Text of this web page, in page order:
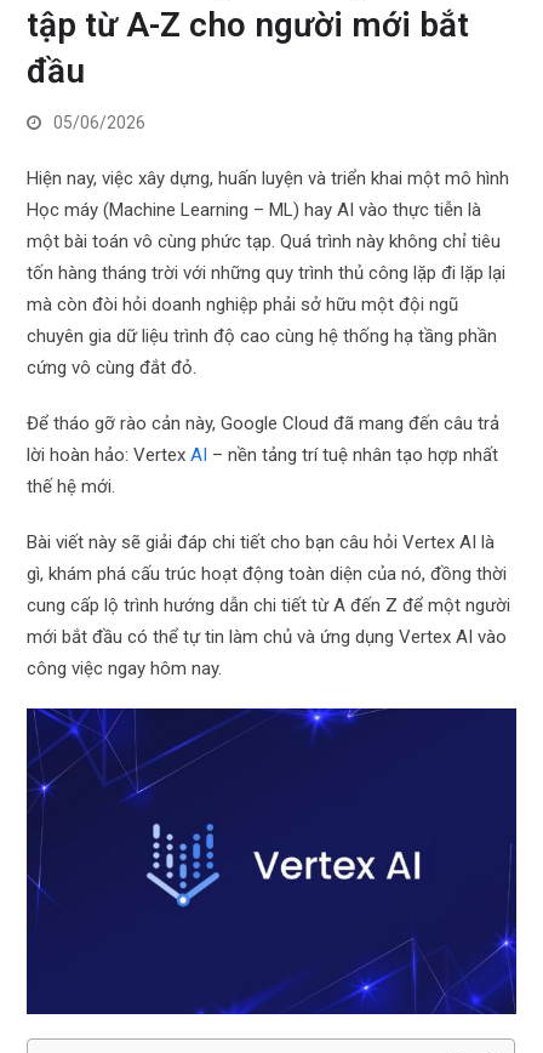
tập từ A-Z cho người mới bắt
đầu
05/06/2026
Hiện nay, việc xây dựng, huấn luyện và triển khai một mô hình
Học máy (Machine Learning – ML) hay AI vào thực tiễn là
một bài toán vô cùng phức tạp. Quá trình này không chỉ tiêu
tốn hàng tháng trời với những quy trình thủ công lặp đi lặp lại
mà còn đòi hỏi doanh nghiệp phải sở hữu một đội ngũ
chuyên gia dữ liệu trình độ cao cùng hệ thống hạ tầng phần
cứng vô cùng đắt đỏ.
Để tháo gỡ rào cản này, Google Cloud đã mang đến câu trả
lời hoàn hảo: VertexAI – nền tảng trí tuệ nhân tạo hợp nhất
thế hệ mới.
Bài viết này sẽ giải đáp chi tiết cho bạn câu hỏi Vertex AI là
gì, khám phá cấu trúc hoạt động toàn diện của nó, đồng thời
cung cấp lộ trình hướng dẫn chi tiết từ A đến Z để một người
mới bắt đầu có thể tự tin làm chủ và ứng dụng Vertex AI vào
công việc ngay hôm nay.